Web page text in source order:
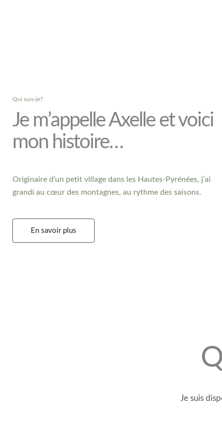
Qui suis-je?
Je m’appelle Axelle et voici
mon histoire…
Originaire d’un petit village dans les Hautes-Pyrénées, j’ai
grandi au cœur des montagnes, au rythme des saisons.
En savoir plus
Je suis